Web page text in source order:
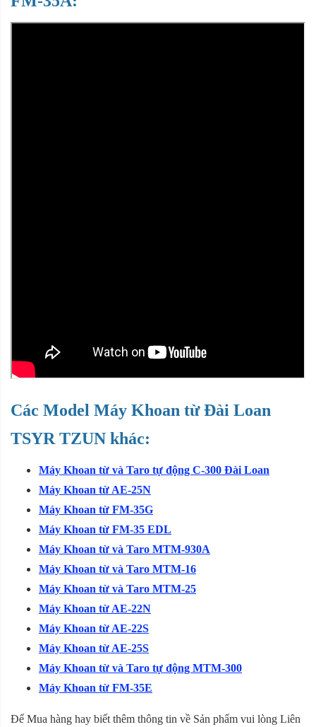
Các Model Máy Khoan từ Đài Loan
TSYR TZUN khác:
Máy Khoan từ và Taro tự động C-300 Đài Loan
Máy Khoan từ AE-25N
Máy Khoan từ FM-35G
Máy Khoan từ FM-35 EDL
Máy Khoan từ và Taro MTM-930A
Máy Khoan từ và Taro MTM-16
Máy Khoan từ và Taro MTM-25
Máy Khoan từ AE-22N
Máy Khoan từ AE-22S
Máy Khoan từ AE-25S
Máy Khoan từ và Taro tự động MTM-300
Máy Khoan từ FM-35E
Để Mua hàng hay biết thêm thông tin về Sản phẩm vui lòng Liên